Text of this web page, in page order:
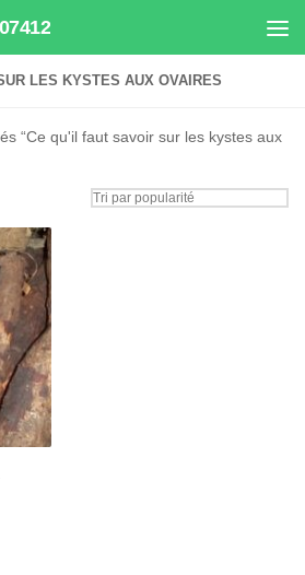
LES KYSTES AUX OVAIRES
“Ce qu'il faut savoir sur les kystes aux